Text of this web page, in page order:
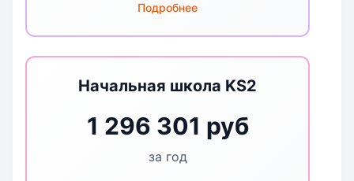
Подробнее
Начальная школа KS2
1 296 301 руб
за год